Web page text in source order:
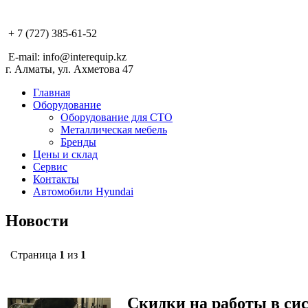
+ 7 (727) 385-61-52
E-mail: info@interequip.kz
г. Алматы, ул. Ахметова 47
Главная
Оборудование
Оборудование для СТО
Металлическая мебель
Бренды
Цены и склад
Сервис
Контакты
Автомобили Hyundai
Новости
Страница 1 из 1
Скидки на работы в